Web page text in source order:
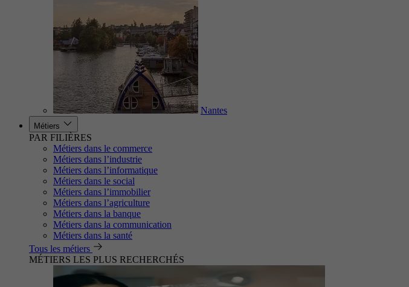
Nantes
Métiers
PAR FILIÈRES
Métiers dans le commerce
Métiers dans l’industrie
Métiers dans l’informatique
Métiers dans le social
Métiers dans l’immobilier
Métiers dans l’agriculture
Métiers dans la banque
Métiers dans la communication
Métiers dans la santé
Tous les métiers
MÉTIERS LES PLUS RECHERCHÉS